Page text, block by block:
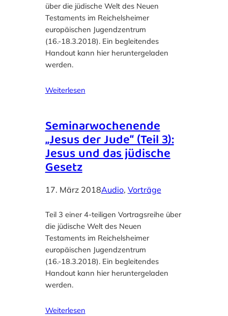
über die jüdische Welt des Neuen
Testaments im Reichelsheimer
europäischen Jugendzentrum
(16.-18.3.2018). Ein begleitendes
Handout kann hier heruntergeladen
werden.
Weiterlesen
Seminarwochenende
„Jesus der Jude“ (Teil 3):
Jesus und das jüdische
Gesetz
17. März 2018Audio, Vorträge
Teil 3 einer 4-teiligen Vortragsreihe über
die jüdische Welt des Neuen
Testaments im Reichelsheimer
europäischen Jugendzentrum
(16.-18.3.2018). Ein begleitendes
Handout kann hier heruntergeladen
werden.
Weiterlesen